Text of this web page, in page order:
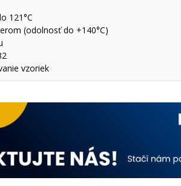
121°C
(odolnosť do +140°C)
vzoriek